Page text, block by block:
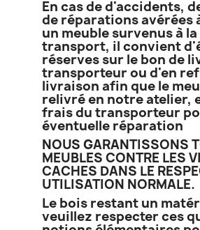
En cas de d'accidents,
de réparations avérées
un meuble survenus à
transport, il convient
réserves sur le bon de
transporteur ou d'en
livraison afin que le
relivré en notre atelier,
frais du transporteur
éventuelle réparation
NOUS GARANTISSONS
MEUBLES CONTRE LES
CACHES DANS LE
UTILISATION NORMALE.
Le bois restant un
veuillez respecter ces